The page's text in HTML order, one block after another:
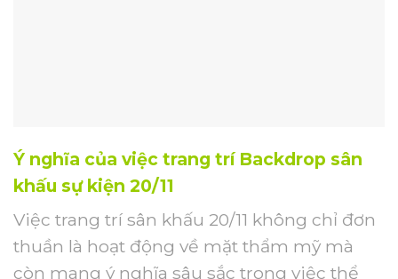
Ý nghĩa của việc trang trí Backdrop sân
khấu sự kiện 20/11
Việc trang trí sân khấu 20/11 không chỉ đơn
thuần là hoạt động về mặt thẩm mỹ mà
còn mang ý nghĩa sâu sắc trong việc thể